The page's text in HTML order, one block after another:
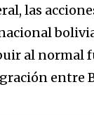
las
al normal
entre